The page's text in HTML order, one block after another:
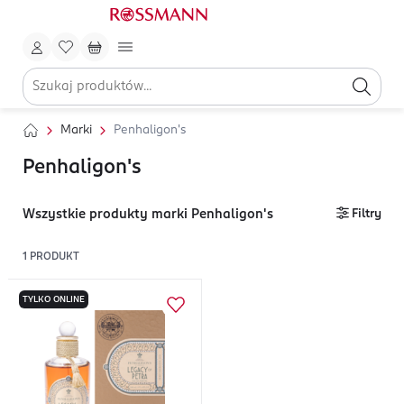
Marki Penhaligon's
Penhaligon's
Wszystkie produkty marki Penhaligon's Filtry
1 PRODUKT
TYLKO ONLINE